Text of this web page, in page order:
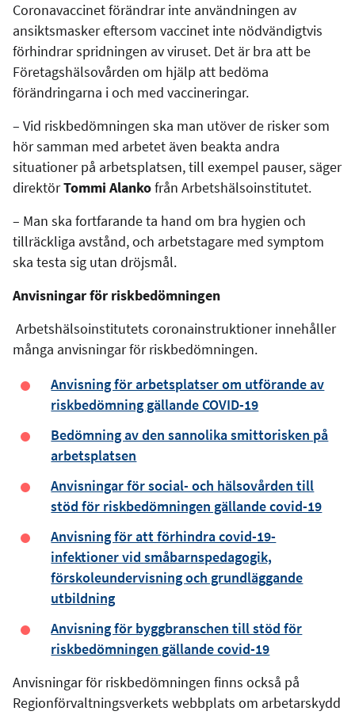
Coronavaccinet förändrar inte användningen av
ansiktsmasker eftersom vaccinet inte nödvändigtvis
förhindrar spridningen av viruset. Det är bra att be
Företagshälsovården om hjälp att bedöma
förändringarna i och med vaccineringar.
– Vid riskbedömningen ska man utöver de risker som
hör samman med arbetet även beakta andra
situationer på arbetsplatsen, till exempel pauser, säger
direktörTommi Alankofrån Arbetshälsoinstitutet.
– Man ska fortfarande ta hand om bra hygien och
tillräckliga avstånd, och arbetstagare med symptom
ska testa sig utan dröjsmål.
Anvisningarför riskbedömningen
Arbetshälsoinstitutets coronainstruktioner innehåller
många anvisningar för riskbedömningen.
Anvisning för arbetsplatser om utförande av
riskbedömning gällande COVID-19
Bedömning av den sannolika smittorisken på
arbetsplatsen
Anvisningar för social- och hälsovården till
stöd för riskbedömningen gällande covid-19
Anvisning för att förhindra covid-19-
infektioner vid småbarnspedagogik,
förskoleundervisning och grundläggande
utbildning
Anvisning för byggbranschen till stöd för
riskbedömningen gällande covid-19
Anvisningar för riskbedömningen finns också på
Regionförvaltningsverkets webbplats om arbetarskydd